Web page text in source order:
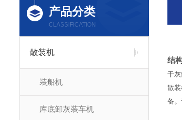
产品分类
CLASSIFICATION
散装机
装船机
库底卸灰装车机
结
干
散
备。